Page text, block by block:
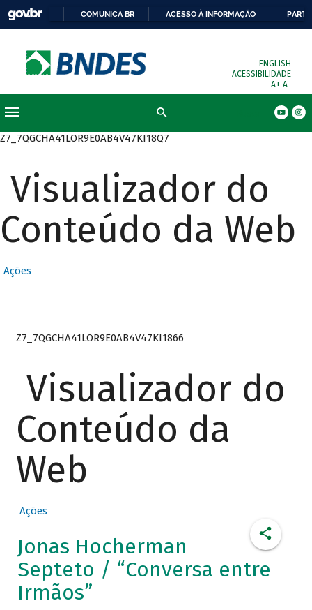
COMUNICA BR ACESSO À INFORMAÇÃO
ENGLISH
ACESSIBILIDADE
A+ A-
Z7_7QGCHA41LOR9E0AB4V47KI18Q7
Visualizador do
Conteúdo da Web
Ações
Z7_7QGCHA41LOR9E0AB4V47KI1866
Visualizador do
Conteúdo da
Web
Ações
Jonas Hocherman
Septeto / “Conversa entre
Irmãos”